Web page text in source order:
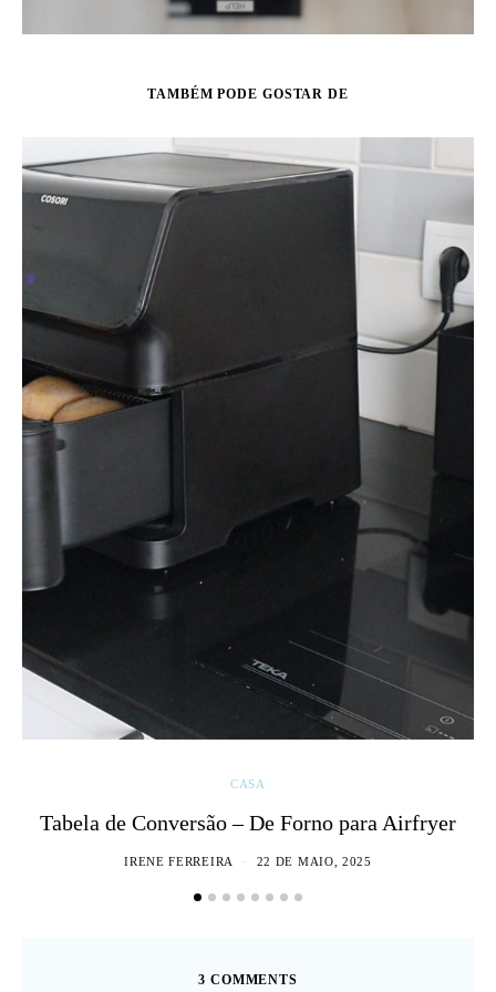
TAMBÉM PODE GOSTAR DE
CASA
Tabela de Conversão – De Forno para Airfryer
IRENE FERREIRA 22 DE MAIO, 2025
3 COMMENTS